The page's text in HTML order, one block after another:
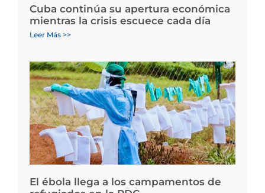
Cuba continúa su apertura económica
mientras la crisis escuece cada día
Leer Más >>
El ébola llega a los campamentos de